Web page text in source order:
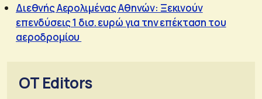
Διεθνής Αερολιμένας Αθηνών: Ξεκινούν
επενδύσεις 1 δισ. ευρώ για την επέκταση του
αεροδρομίου
OT Editors